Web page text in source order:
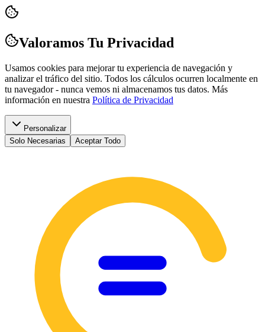
Valoramos Tu Privacidad
Usamos cookies para mejorar tu experiencia de navegación y
analizar el tráfico del sitio. Todos los cálculos ocurren localmente en
tu navegador - nunca vemos ni almacenamos tus datos. Más
información en nuestra Política de Privacidad
Personalizar
Solo Necesarias
Aceptar Todo